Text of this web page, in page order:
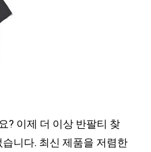
? 이제 더 이상 반팔티 찾
니다. 최신 제품을 저렴한